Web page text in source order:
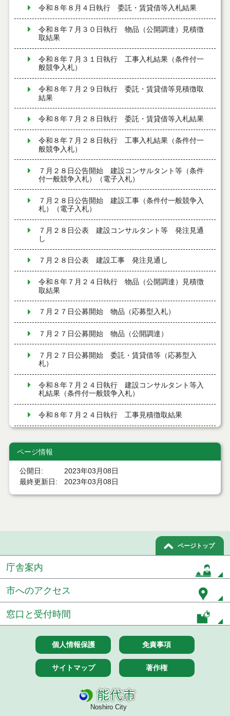
令和８年８月４日執行 委託・賃貸借等入札結果
令和８年７月３０日執行 物品（公開調達）見積徴
取結果
令和８年７月３１日執行 工事入札結果（条件付一
般競争入札）
令和８年７月２９日執行 委託・賃貸借等見積徴取
結果
令和８年７月２８日執行 委託・賃貸借等入札結果
令和８年７月２８日執行 工事入札結果（条件付一
般競争入札）
７月２８日公告開始 建設コンサルタント等（条件
付一般競争入札）（電子入札）
７月２８日公告開始 建設工事（条件付一般競争入
札）（電子入札）
７月２８日公表 建設コンサルタント等 発注見通
し
７月２８日公表 建設工事 発注見通し
令和８年７月２４日執行 物品（公開調達）見積徴
取結果
７月２７日公募開始 物品（応募型入札）
７月２７日公募開始 物品（公開調達）
７月２７日公募開始 委託・賃貸借等（応募型入
札）
令和８年７月２４日執行 建設コンサルタント等入
札結果（条件付一般競争入札）
令和８年７月２４日執行 工事見積徴取結果
結果
７月２１日公告開始 建設コンサルタント等（条件
付一般競争入札）（電子入札）
７月２１日公告開始 建設工事（条件付一般競争入
令和８年７月１7日執行 工事入札結果（条件付一般
競争入札）
令和８年７月１５日執行 委託・賃貸借等見積徴取
結果
７月１４日公告開始 建設工事（条件付一般競争入
札）（電子入札）
７月１４日公告開始 建設コンサルタント等（条件
付一般競争入札）（電子入札）
令和８年７月１４日執行 建設コンサルタント等入
札結果（条件付一般競争入札）
令和８年７月１０日執行 物品（応募型入札等）結
ページ情報
公開日
2023年03月08日
最終更新日
2023年03月08日
ページトップ
庁舎案内
市へのアクセス
窓口と受付時間
個人情報保護 免責事項
サイトマップ 著作権
Noshiro City